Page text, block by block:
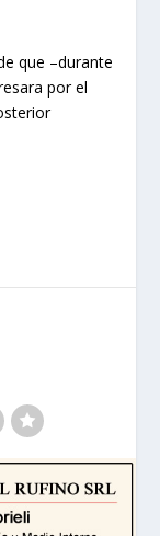
que –durante
por el